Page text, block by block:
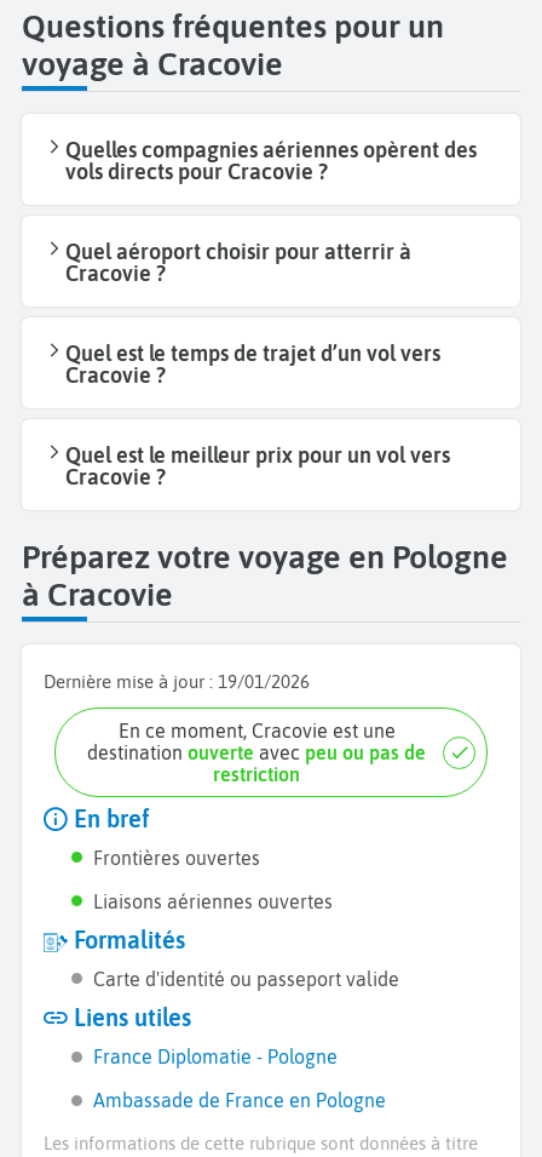
Questions fréquentes pour un
voyage à Cracovie
Quelles compagnies aériennes opèrent des
vols directs pour Cracovie ?
Quel aéroport choisir pour atterrir à
Cracovie ?
Quel est le temps de trajet d’un vol vers
Cracovie ?
Quel est le meilleur prix pour un vol vers
Cracovie ?
Préparez votre voyage en Pologne
à Cracovie
Dernière mise à jour : 19/01/2026
En ce moment, Cracovie est une
destinationouverte avec peu ou pas de
restriction
En bref
Frontières ouvertes
Liaisons aériennes ouvertes
Formalités
Carte d'identité ou passeport valide
Liens utiles
France Diplomatie - Pologne
Ambassade de France en Pologne
Les informations de cette rubrique sont données à titre